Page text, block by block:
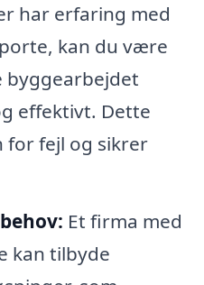
har erfaring med
kan du være
byggearbejdet
effektivt. Dette
for fejl og sikrer
Et firma med
kan tilbyde